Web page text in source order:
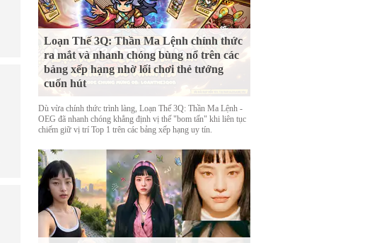
Loạn Thế 3Q: Thần Ma Lệnh chính thức
ra mắt và nhanh chóng bùng nổ trên các
bảng xếp hạng nhờ lối chơi thẻ tướng
cuốn hút
Dù vừa chính thức trình làng, Loạn Thế 3Q: Thần Ma Lệnh -
OEG đã nhanh chóng khẳng định vị thế "bom tấn" khi liên tục
chiếm giữ vị trí Top 1 trên các bảng xếp hạng uy tín.